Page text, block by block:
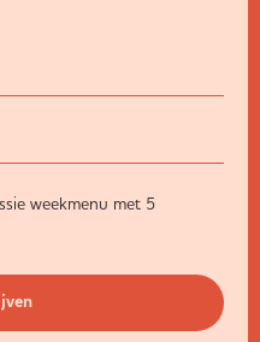
weekmenu met 5